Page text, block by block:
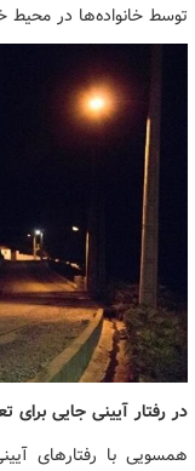
توسط خانواده‌ها در محیط
در رفتار آیینی جایی
همسویی با رفتارهای